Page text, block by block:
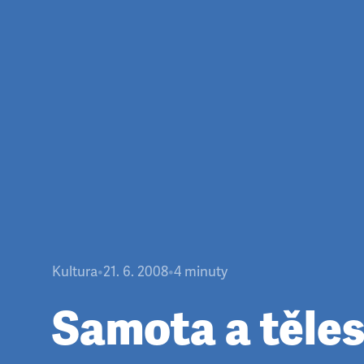
Kultura•21. 6. 2008•4 minuty
Samota a